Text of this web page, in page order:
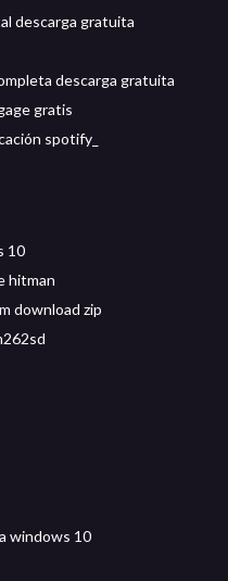
descarga gratuita
descarga gratuita
gratis
spotify_
10
hitman
download zip
windows 10